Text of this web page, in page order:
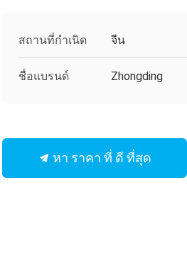
สถานที่กำเนิด จีน
ชื่อแบรนด์ Zhongding
หา ราคา ที่ ดี ที่สุด